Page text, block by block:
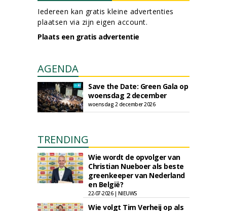
Iedereen kan gratis kleine advertenties
plaatsen via zijn eigen account.
Plaats een gratis advertentie
AGENDA
Save the Date: Green Gala op
woensdag 2 december
woensdag 2 december 2026
TRENDING
Wie wordt de opvolger van
Christian Nueboer als beste
greenkeeper van Nederland
en België?
22-07-2026 | NIEUWS
Wie volgt Tim Verheij op als